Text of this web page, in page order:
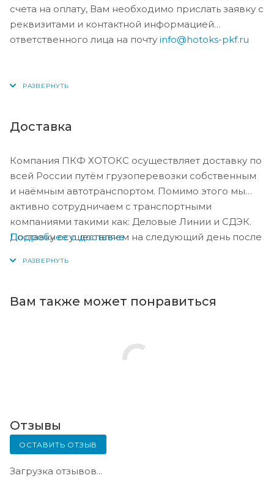
счета на оплату, Вам необходимо прислать заявку с
реквизитами и контактной информацией
ответственного лица на почту info@hotoks-pkf.ru
Доставка
Компания ПКФ ХОТОКС осуществляет доставку по
всей России путём грузоперевозки собственным
и наёмным автотранспортом. Помимо этого мы
активно сотрудничаем с транспортными
компаниями такими как: Деловые Линии и СДЭК.
Доставку осуществляем на следующий день после
Подробнее о доставке
Вам также может понравиться
Отзывы
ОСТАВИТЬ ОТЗЫВ
Загрузка отзывов...